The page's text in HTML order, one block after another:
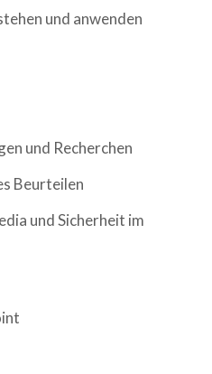
und anwenden
und Recherchen
Beurteilen
und Sicherheit im